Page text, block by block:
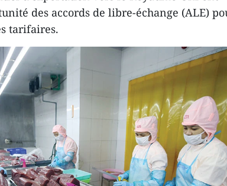
des accords de libre-échange (ALE)
tarifaires.